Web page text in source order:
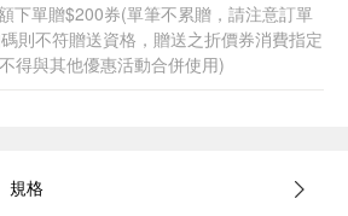
下單贈$200券(單筆不累贈，請注意訂單
則不符贈送資格，贈送之折價券消費指定
得與其他優惠活動合併使用)
規格